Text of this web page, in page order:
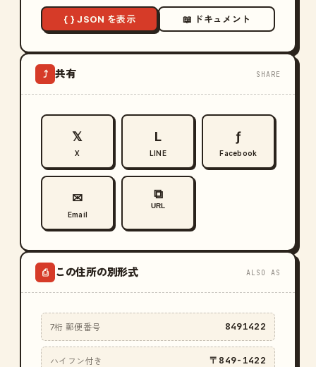
{ } JSON を表示 📖 ドキュメント
⤴ 共有 SHARE
𝕏
X
L
LINE
ƒ
Facebook
✉
Email
⧉
URL
⎙ この住所の別形式 ALSO AS
7桁 郵便番号 8491422
ハイフン付き 〒849-1422